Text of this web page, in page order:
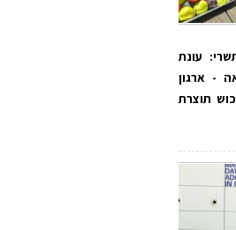
עונת
- ארגון
תוצרת